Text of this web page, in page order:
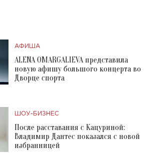
АФИША
ALENA OMARGALIEVA представила
новую афишу большого концерта во
Дворце спорта
ШОУ-БИЗНЕС
После расставания с Кацуриной:
Владимир Дантес показался с новой
избранницей